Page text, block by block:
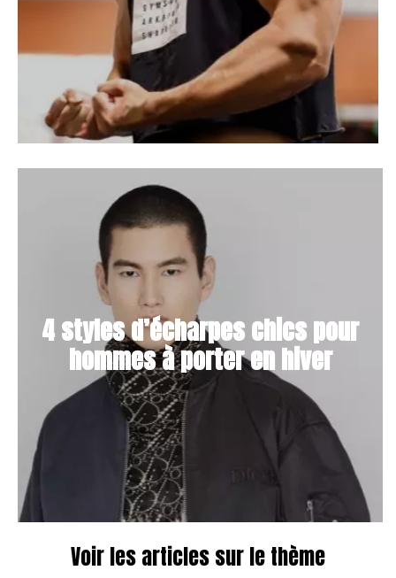
4 styles d’écharpes chics pour
hommes à porter en hiver
Voir les articles sur le thème